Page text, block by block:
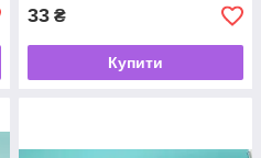
33 ₴
Купити